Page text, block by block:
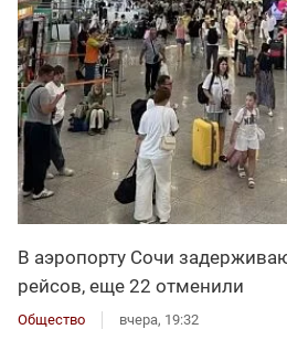
В аэропорту Сочи
рейсов, еще 22 отменили
Общество вчера, 19:32